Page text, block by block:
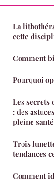
La
cette
Comment
Pourquoi
Les
: des
pleine santé
Trois
tendances
Comment